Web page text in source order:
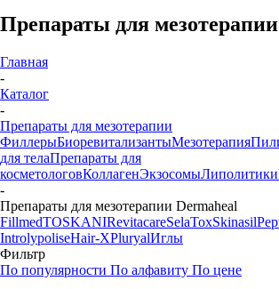
Препараты для
Главная
-
Каталог
-
Препараты для мезотерапии
ФиллерыБиоревитализантыМезотерапия
для телаПрепараты для
косметологовКоллагенЭкзосомыЛиполитики
-
Препараты для мезотерапии Dermaheal
FillmedTOSKANIRevitacareSelaToxSkinasil
IntrolypoliseHair-XPluryalИглы
Фильтр
По популярности По алфавиту По цене